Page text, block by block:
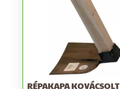
RÉPAKAPA KOVÁCSOLT